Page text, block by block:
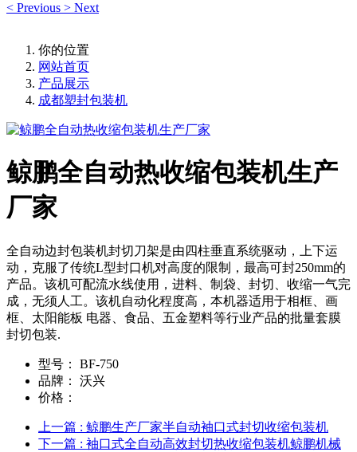
< Previous > Next
你的位置
网站首页
产品展示
成都塑封包装机
鲸鹏全自动热收缩包装机生产
厂家
全自动边封包装机封切刀架是由四柱垂直系统驱动，上下运
动，克服了传统L型封口机对高度的限制，最高可封250mm的
产品。该机可配流水线使用，进料、制袋、封切、收缩一气完
成，无须人工。该机自动化程度高，本机器适用于相框、画
框、太阳能板 电器、食品、五金塑料等行业产品的批量套膜
封切包装.
型号：
BF-750
品牌：
沃兴
价格：
上一篇 : 鲸鹏生产厂家半自动袖口式封切收缩包装机
下一篇 : 袖口式全自动高效封切热收缩包装机鲸鹏机械